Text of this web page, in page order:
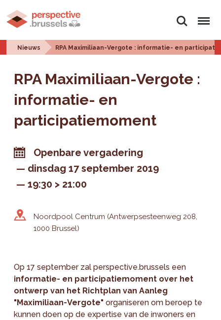
Zoeken Menu
Nieuws RPA Maximiliaan-Vergote : informatie- en
RPA Maximiliaan-Vergote :
informatie- en
participatiemoment
Openbare vergadering
dinsdag 17 september 2019
19:30 > 21:00
Noordpool Centrum (Antwerpsesteenweg 208,
1000 Brussel)
Op 17 september zal perspective.brussels een
informatie- en participatiemoment over het
ontwerp van het Richtplan van Aanleg
"Maximiliaan-Vergote" organiseren om beroep te
kunnen doen op de expertise van de inwoners en